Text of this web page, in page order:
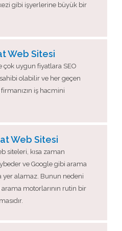
gibi işyerlerine büyük bir
Web Sitesi
çok uygun fiyatlara SEO
olabilir ve her geçen
iş hacmini
Web Sitesi
siteleri, kısa zaman
ve Google gibi arama
yer alamaz. Bunun nedeni
motorlarının rutin bir